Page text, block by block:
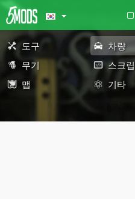
도구 차량
무기
스크
맵
기타